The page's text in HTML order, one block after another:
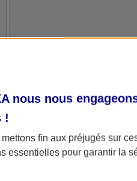
nous nous
!
fin aux préjugés sur
essentielles pour garantir la